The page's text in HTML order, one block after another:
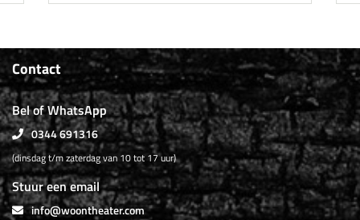
Contact
Bel of WhatsApp
0344 691316
(dinsdag t/m zaterdag van 10 tot 17 uur)
Stuur een email
info@woontheater.com